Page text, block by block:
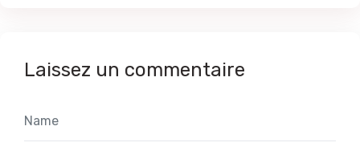
Laissez un commentaire